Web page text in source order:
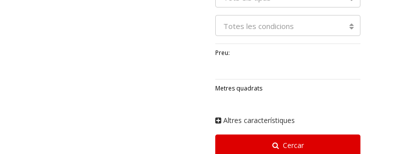
Totes les condicions
Preu:
Metres quadrats
Altres característiques
Cercar